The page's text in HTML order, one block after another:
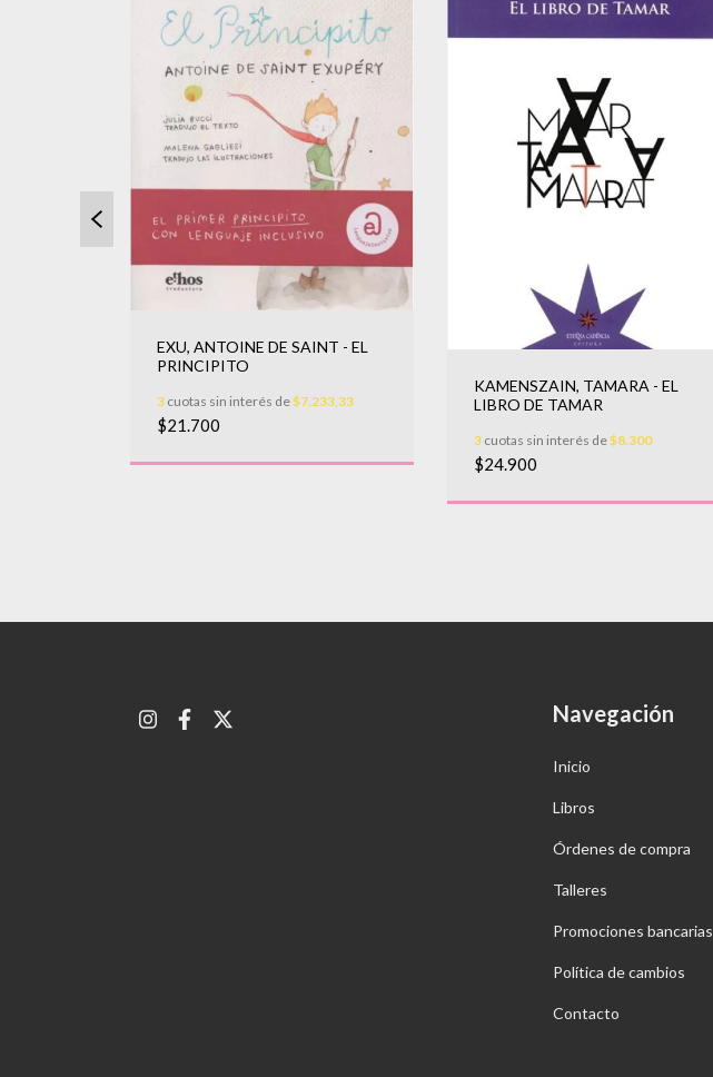
EXU, ANTOINE DE SAINT - EL
PRINCIPITO
3 cuotas sin interés de$7.233,33
$21.700
KAMENSZAIN, TAMARA - EL
LIBRO DE TAMAR
3 cuotas sin interés de$8.300
$24.900
Navegación
Inicio
Libros
Órdenes de compra
Talleres
Promociones bancarias
Política de cambios
Contacto